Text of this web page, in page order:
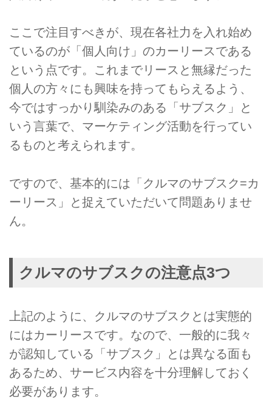
ここで注目すべきが、現在各社力を入れ始め
ているのが「個人向け」のカーリースである
という点です。これまでリースと無縁だった
個人の方々にも興味を持ってもらえるよう、
今ではすっかり馴染みのある「サブスク」と
いう言葉で、マーケティング活動を行ってい
るものと考えられます。
ですので、基本的には「クルマのサブスク=カ
ーリース」と捉えていただいて問題ありませ
ん。
クルマのサブスクの注意点3つ
上記のように、クルマのサブスクとは実態的
にはカーリースです。なので、一般的に我々
が認知している「サブスク」とは異なる面も
あるため、サービス内容を十分理解しておく
必要があります。